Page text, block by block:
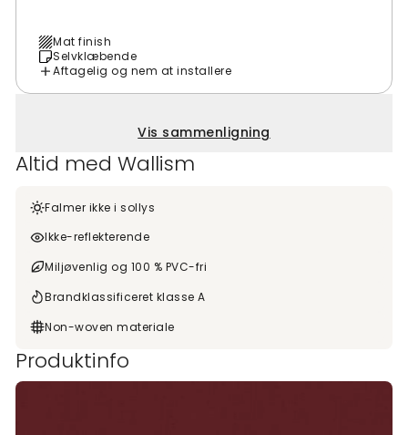
Mat finish
Selvklæbende
Aftagelig og nem at installere
Vis sammenligning
Altid med Wallism
Falmer ikke i sollys
Ikke-reflekterende
Miljøvenlig og 100 % PVC-fri
Brandklassificeret klasse A
Non-woven materiale
Produktinfo